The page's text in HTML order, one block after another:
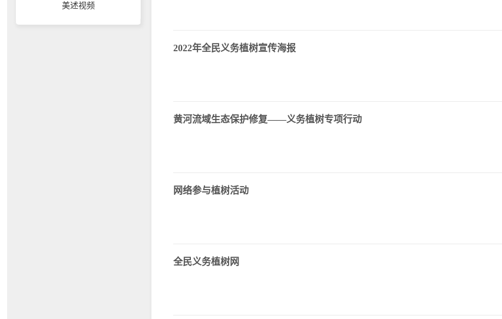
美述视频
2022年全民义务植树宣传海报
黄河流域生态保护修复——义务植树专项行动
网络参与植树活动
全民义务植树网